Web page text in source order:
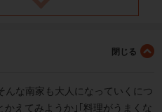
んな南家も大人になっていくにつ
えてみようか｣｢料理がうまくな